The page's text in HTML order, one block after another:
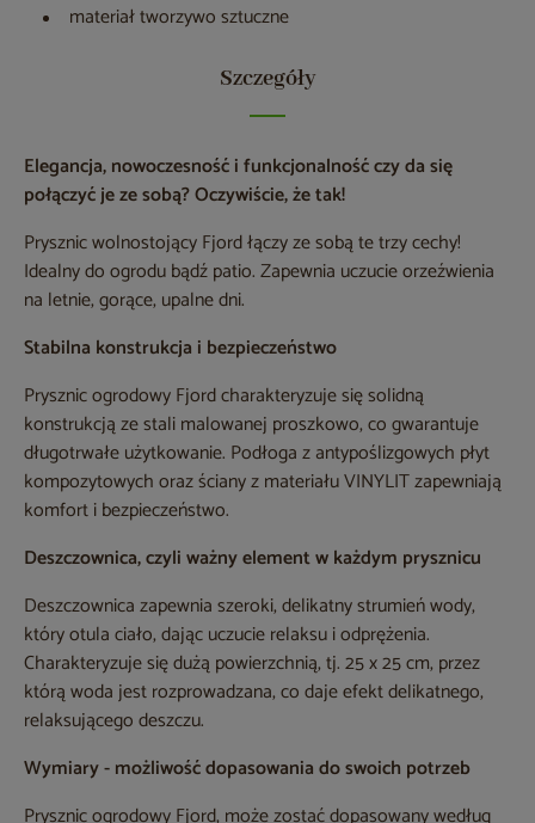
materiał tworzywo sztuczne
Szczegóły
Elegancja, nowoczesność i funkcjonalność czy da się
połączyć je ze sobą? Oczywiście, że tak!
Prysznic wolnostojący Fjord łączy ze sobą te trzy cechy!
Idealny do ogrodu bądź patio. Zapewnia uczucie orzeźwienia
na letnie, gorące, upalne dni.
Stabilna konstrukcja i bezpieczeństwo
Prysznic ogrodowy Fjord charakteryzuje się solidną
konstrukcją ze stali malowanej proszkowo, co gwarantuje
długotrwałe użytkowanie. Podłoga z antypoślizgowych płyt
kompozytowych oraz ściany z materiału VINYLIT zapewniają
komfort i bezpieczeństwo.
Deszczownica, czyli ważny element w każdym prysznicu
Deszczownica zapewnia szeroki, delikatny strumień wody,
który otula ciało, dając uczucie relaksu i odprężenia.
Charakteryzuje się dużą powierzchnią, tj. 25 x 25 cm, przez
którą woda jest rozprowadzana, co daje efekt delikatnego,
relaksującego deszczu.
Wymiary - możliwość dopasowania do swoich potrzeb